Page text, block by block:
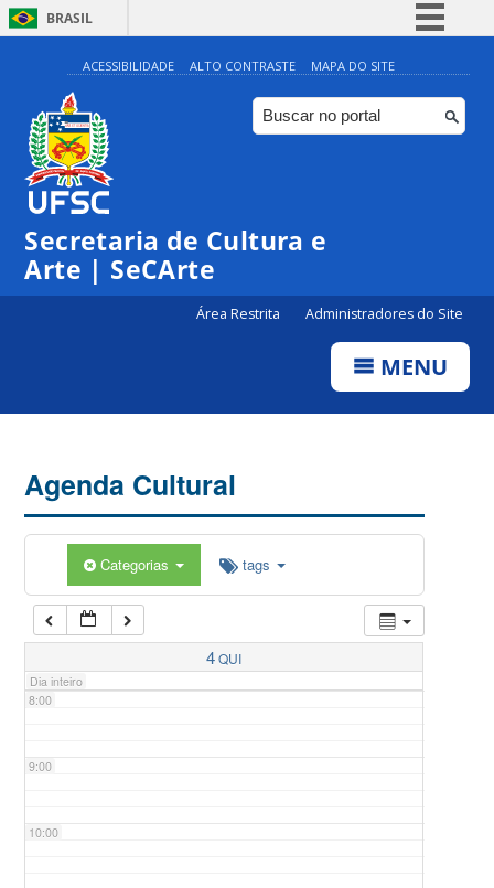
BRASIL
Simplifique!
Comunica BR
Participe
ACESSIBILIDADE ALTO CONTRASTE MAPA DO SITE
Secretaria de Cultura e
Arte | SeCArte
Área Restrita Administradores do Site
MENU
Agenda Cultural
Categorias tags
4QUI
Dia inteiro
0:00
1:00
5:00
7:00
8:00
9:00
10:00